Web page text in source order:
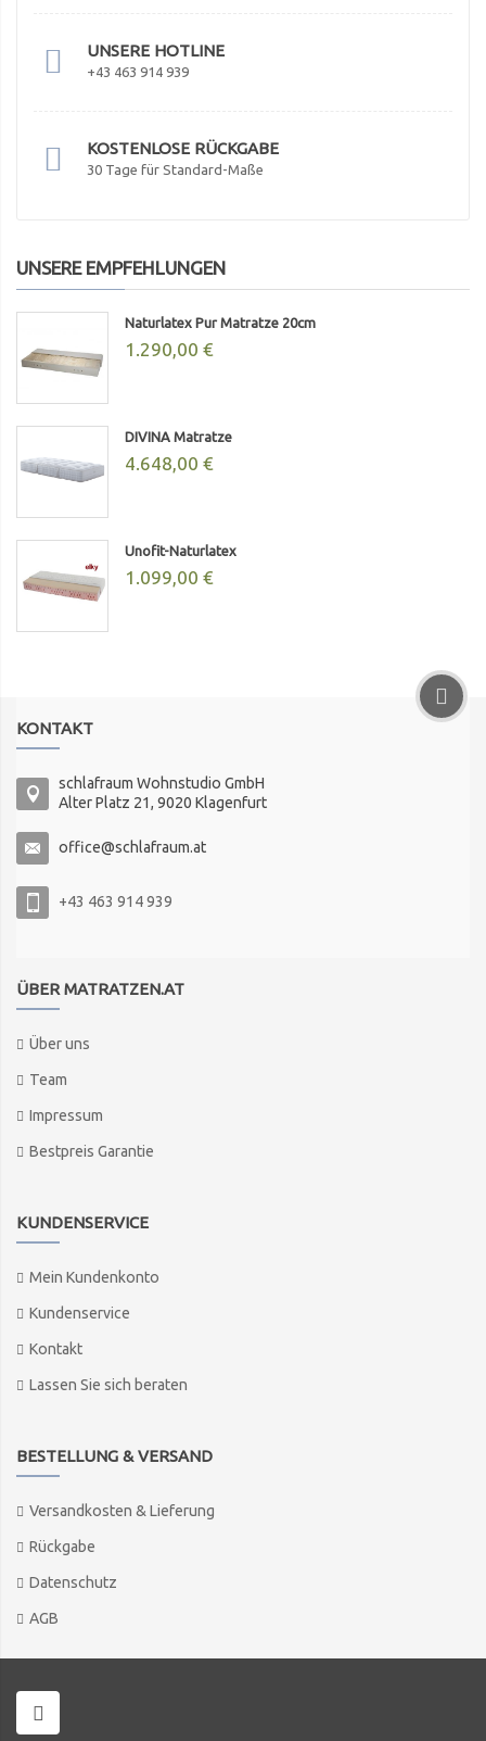
UNSERE HOTLINE
+43 463 914 939
KOSTENLOSE RÜCKGABE
30 Tage für Standard-Maße
UNSERE EMPFEHLUNGEN
Naturlatex Pur Matratze 20cm
1.290,00 €
DIVINA Matratze
4.648,00 €
Unofit-Naturlatex
1.099,00 €
KONTAKT
schlafraum Wohnstudio GmbH
Alter Platz 21, 9020 Klagenfurt
office@schlafraum.at
+43 463 914 939
ÜBER MATRATZEN.AT
Über uns
Team
Impressum
Bestpreis Garantie
KUNDENSERVICE
Mein Kundenkonto
Kundenservice
Kontakt
Lassen Sie sich beraten
BESTELLUNG & VERSAND
Versandkosten & Lieferung
Rückgabe
Datenschutz
AGB